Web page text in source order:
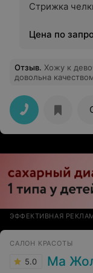
Стрижка
Цена по
Отзыв. Хожу к
довольна
встретят с
конфетами
дальше) так
ЭФФЕКТИВНАЯ
САЛОН КРАСОТЫ
5.0 Ма